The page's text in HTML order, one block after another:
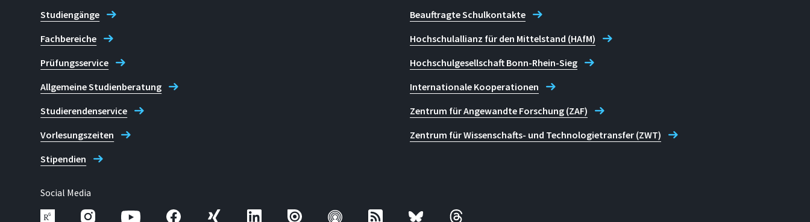
Studiengänge
Fachbereiche
Prüfungsservice
Allgemeine Studienberatung
Studierendenservice
Vorlesungszeiten
Stipendien
Beauftragte Schulkontakte
Hochschulallianz für den Mittelstand (HAfM)
Hochschulgesellschaft Bonn-Rhein-Sieg
Internationale Kooperationen
Zentrum für Angewandte Forschung (ZAF)
Zentrum für Wissenschafts- und Technologietransfer (ZWT)
Social Media